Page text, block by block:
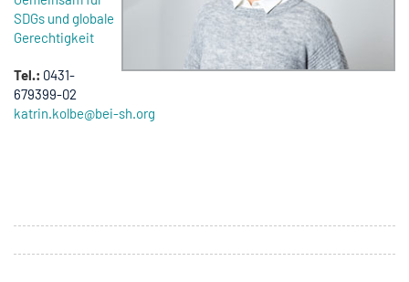
SDGs und globale
Gerechtigkeit
Tel.: 0431-
679399-02
katrin.kolbe@bei-sh.org